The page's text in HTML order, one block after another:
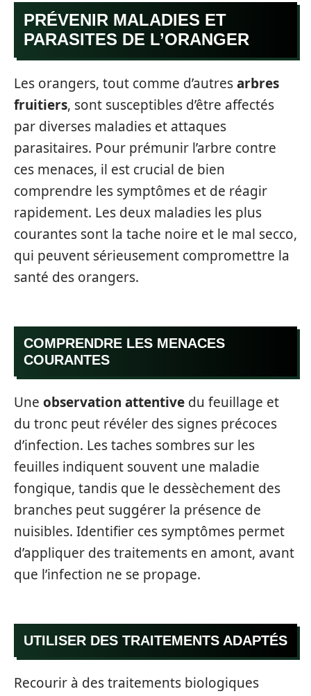
PRÉVENIR MALADIES ET
PARASITES DE L’ORANGER
Les orangers, tout comme d’autresarbres
fruitiers, sont susceptibles d’être affectés
par diverses maladies et attaques
parasitaires. Pour prémunir l’arbre contre
ces menaces, il est crucial de bien
comprendre les symptômes et de réagir
rapidement. Les deux maladies les plus
courantes sont la tache noire et le mal secco,
qui peuvent sérieusement compromettre la
santé des orangers.
COMPRENDRE LES MENACES
COURANTES
Une observation attentive du feuillage et
du tronc peut révéler des signes précoces
d’infection. Les taches sombres sur les
feuilles indiquent souvent une maladie
fongique, tandis que le dessèchement des
branches peut suggérer la présence de
nuisibles. Identifier ces symptômes permet
d’appliquer des traitements en amont, avant
que l’infection ne se propage.
UTILISER DES TRAITEMENTS ADAPTÉS
Recourir à des traitements biologiques